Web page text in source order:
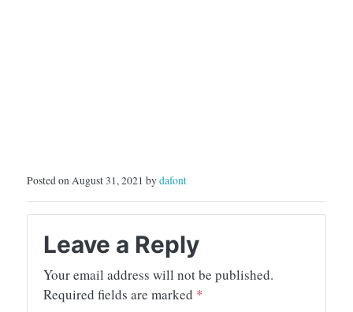
Posted on August 31, 2021 bydafont
Leave a Reply
Your email address will not be published.
Required fields are marked *